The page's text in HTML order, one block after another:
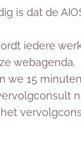
is dat de
iedere
webagenda.
we 15